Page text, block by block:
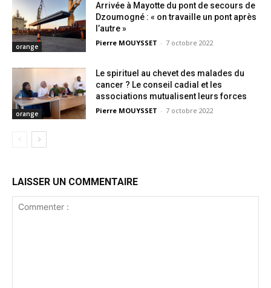
orange
Arrivée à Mayotte du pont de secours de
Dzoumogné : « on travaille un pont après
l’autre »
Pierre MOUYSSET - 7 octobre 2022
orange
Le spirituel au chevet des malades du
cancer ? Le conseil cadial et les
associations mutualisent leurs forces
Pierre MOUYSSET - 7 octobre 2022
LAISSER UN COMMENTAIRE